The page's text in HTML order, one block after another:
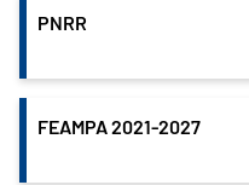
PNRR
FEAMPA 2021-2027